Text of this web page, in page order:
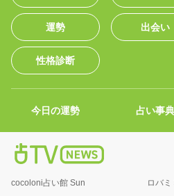
運勢 出会い
性格診断
今日の運勢 占い事典
cocoloni占い館 Sun ロバミ